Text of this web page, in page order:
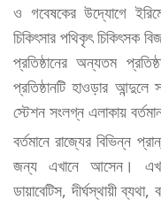
ও গবেষকের উদ্যোগে
চিকিৎসার পথিকৃৎ চিকিৎসক
প্রতিষ্ঠানের অন্যতম
প্রতিষ্ঠানটি হাওড়ার
স্টেশন সংলগ্ন এলাকায়
বর্তমানে রাজ্যের বিভিন্ন
জন্য এখানে আসেন।
ডায়াবেটিস, দীর্ঘস্থায়ী